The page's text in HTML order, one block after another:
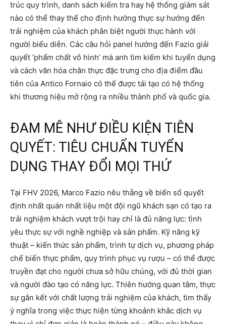
trúc quy trình, danh sách kiểm tra hay hệ thống giám sát
nào có thể thay thế cho định hướng thực sự hướng đến
trải nghiệm của khách phân biệt người thực hành với
người biểu diễn. Các câu hỏi panel hướng đến Fazio giải
quyết ‘phẩm chất vô hình’ mà anh tìm kiếm khi tuyển dụng
và cách văn hóa chân thực đặc trưng cho địa điểm đầu
tiên của Antico Fornaio có thể được tái tạo có hệ thống
khi thương hiệu mở rộng ra nhiều thành phố và quốc gia.
ĐAM MÊ NHƯ ĐIỀU KIỆN TIÊN
QUYẾT: TIÊU CHUẨN TUYỂN
DỤNG THAY ĐỔI MỌI THỨ
Tại FHV 2026, Marco Fazio nêu thẳng về biến số quyết
định nhất quán nhất liệu một đội ngũ khách sạn có tạo ra
trải nghiệm khách vượt trội hay chỉ là đủ năng lực: tình
yêu thực sự với nghề nghiệp và sản phẩm. Kỹ năng kỹ
thuật – kiến thức sản phẩm, trình tự dịch vụ, phương pháp
chế biến thực phẩm, quy trình phục vụ rượu – có thể được
truyền đạt cho người chưa sở hữu chúng, với đủ thời gian
và người đào tạo có năng lực. Thiên hướng quan tâm, thực
sự gắn kết với chất lượng trải nghiệm của khách, tìm thấy
ý nghĩa trong việc thực hiện từng khoảnh khắc dịch vụ